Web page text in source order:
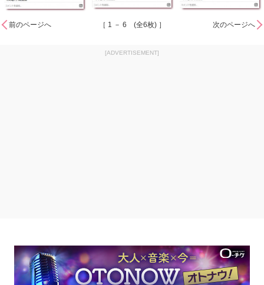
前のページへ ［ 1 － 6 (全6枚) ］ 次のページへ
[ADVERTISEMENT]